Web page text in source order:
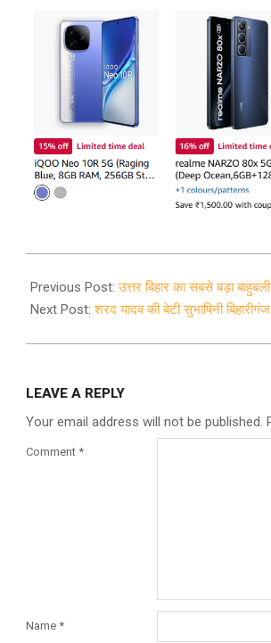
10-
14
Previous Post:उत्तर बिहार का सबसे बड़ा
Next Post:शरद यादव की बेटी सुभाषिनी
LEAVE A REPLY
Your email address will not be published.
Comment *
Name *